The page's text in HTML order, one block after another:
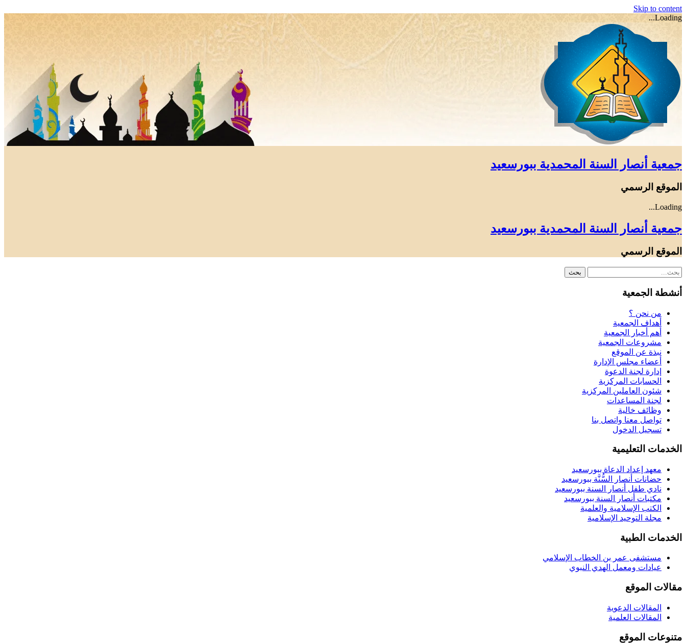
Skip to content
Loading...
جمعية أنصار السنة المحمدية ببورسعيد
الموقع الرسمي
Loading...
جمعية أنصار السنة المحمدية ببورسعيد
الموقع الرسمي
أنشطة الجمعية
من نحن ؟
أهداف الجمعية
أهم أخبار الجمعية
مشروعات الجمعية
نبذة عن الموقع
أعضاء مجلس الإدارة
إدارة لجنة الدعوة
الحسابات المركزية
شئون العاملين المركزية
لجنة المساعدات
وظائف خالية
تواصل معنا واتصل بنا
تسجيل الدخول
الخدمات التعليمية
معهد إعداد الدعاة ببورسعيد
حضانات أنصار السُّنَّة ببورسعيد
نادي طفل أنصار السنة ببورسعيد
مكتبات أنصار السنة ببورسعيد
الكتب الإسلامية والعلمية
مجلة التوحيد الإسلامية
الخدمات الطبية
مستشفى عمر بن الخطاب الإسلامي
عيادات ومعمل الهدي النبوي
مقالات الموقع
المقالات الدعوية
المقالات العلمية
متنوعات الموقع